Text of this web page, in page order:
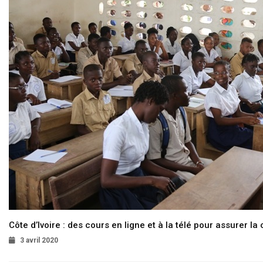
Côte d’Ivoire : des cours en ligne et à la télé pour assurer la
3 avril 2020